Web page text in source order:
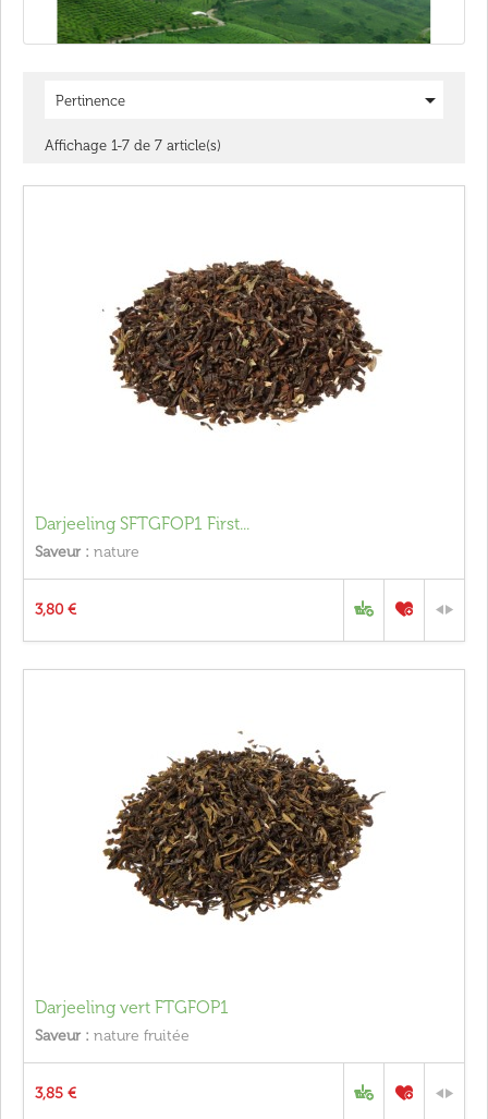
Pertinence 
Affichage 1-7 de 7 article(s)
Darjeeling SFTGFOP1 First...
Saveur : nature
3,80 €
Darjeeling vert FTGFOP1
Saveur : nature fruitée
3,85 €